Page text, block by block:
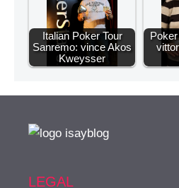
Italian Poker Tour
Sanremo: vince Akos
Kweysser
LEGAL